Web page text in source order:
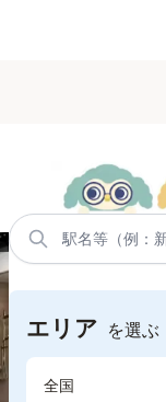
エリア を選ぶ
全国